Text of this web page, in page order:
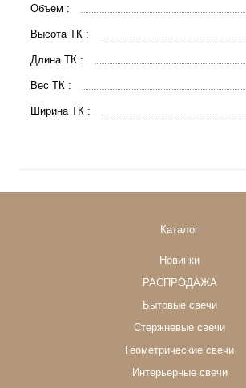
Объем :
Высота ТК :
Длина ТК :
Вес ТК :
Ширина ТК :
Каталог
Новинки
РАСПРОДАЖА
Бытовые свечи
Стержневые свечи
Геометрические свечи
Интерьерные свечи